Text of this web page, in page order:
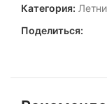
Категория:
Поделиться: